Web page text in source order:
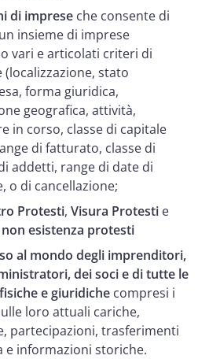
di imprese che consente di
insieme di imprese
vari e articolati criteri di
(localizzazione, stato
forma giuridica,
geografica, attività,
in corso, classe di capitale
di fatturato, classe di
addetti, range di date di
o di cancellazione;
Protesti, Visura Protesti e
esistenza protesti
al mondo degli imprenditori,
dei soci e di tutte le
e giuridiche compresi i
loro attuali cariche,
partecipazioni, trasferimenti
e informazioni storiche.